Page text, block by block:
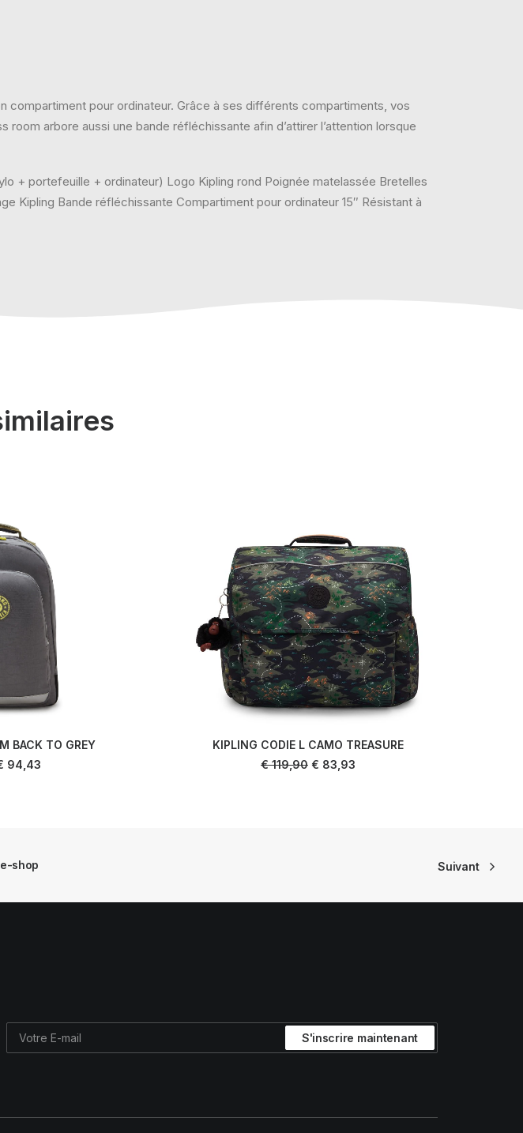
compartiment pour ordinateur. Grâce à ses différents compartiments, vos
arbore aussi une bande réfléchissante afin d’attirer l’attention lorsque
+ portefeuille + ordinateur) Logo Kipling rond Poignée matelassée Bretelles
Kipling Bande réfléchissante Compartiment pour ordinateur 15″ Résistant à
BACK TO GREY
94,43
KIPLING CODIE L CAMO TREASURE
€119,90 Le
€ 83,93
shop Suivant